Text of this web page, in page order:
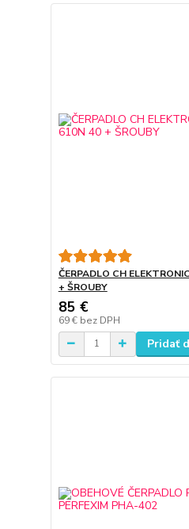
ČERPADLO CH
+ ŠROUBY
85 €
69 € bez DPH
Pridať